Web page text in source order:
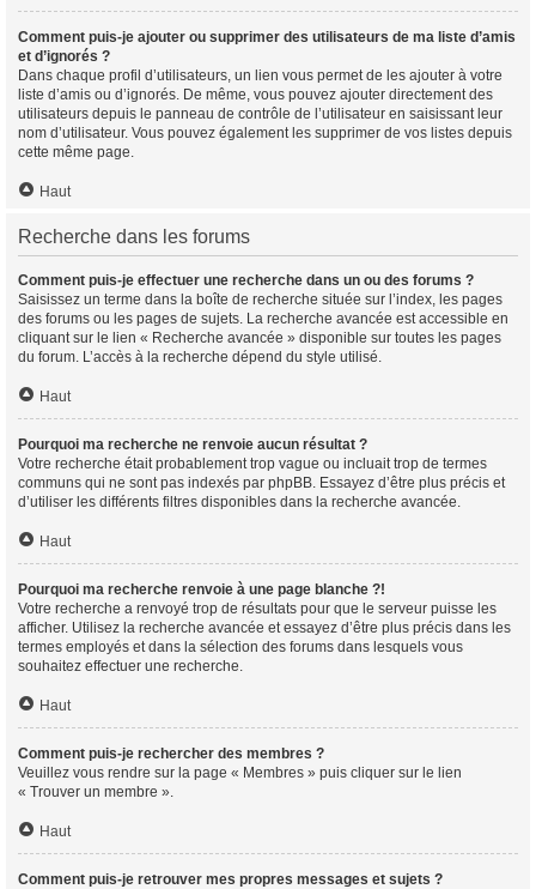
Comment puis-je ajouter ou supprimer des utilisateurs de ma liste d’amis
et d’ignorés ?
Dans chaque profil d’utilisateurs, un lien vous permet de les ajouter à votre
liste d’amis ou d’ignorés. De même, vous pouvez ajouter directement des
utilisateurs depuis le panneau de contrôle de l’utilisateur en saisissant leur
nom d’utilisateur. Vous pouvez également les supprimer de vos listes depuis
cette même page.
Haut
Recherche dans les forums
Comment puis-je effectuer une recherche dans un ou des forums ?
Saisissez un terme dans la boîte de recherche située sur l’index, les pages
des forums ou les pages de sujets. La recherche avancée est accessible en
cliquant sur le lien « Recherche avancée » disponible sur toutes les pages
du forum. L’accès à la recherche dépend du style utilisé.
Haut
Pourquoi ma recherche ne renvoie aucun résultat ?
Votre recherche était probablement trop vague ou incluait trop de termes
communs qui ne sont pas indexés par phpBB. Essayez d’être plus précis et
d’utiliser les différents filtres disponibles dans la recherche avancée.
Haut
Pourquoi ma recherche renvoie à une page blanche ?!
Votre recherche a renvoyé trop de résultats pour que le serveur puisse les
afficher. Utilisez la recherche avancée et essayez d’être plus précis dans les
termes employés et dans la sélection des forums dans lesquels vous
souhaitez effectuer une recherche.
Haut
Comment puis-je rechercher des membres ?
Veuillez vous rendre sur la page « Membres » puis cliquer sur le lien
« Trouver un membre ».
Haut
Comment puis-je retrouver mes propres messages et sujets ?